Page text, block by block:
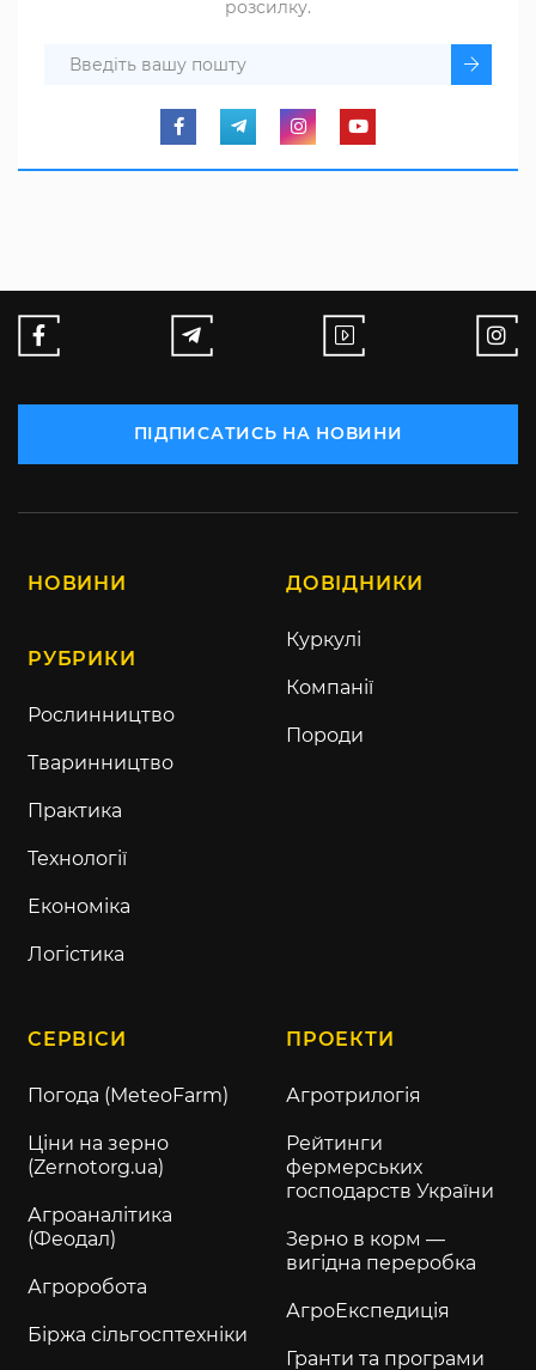
розсилку.
ПІДПИСАТИСЬ НА НОВИНИ
НОВИНИ
РУБРИКИ
Рослинництво
Тваринництво
Практика
Технології
Економіка
Логістика
ДОВІДНИКИ
Куркулі
Компанії
Породи
СЕРВІСИ
Погода (MeteoFarm)
Ціни на зерно
(Zernotorg.ua)
Агроаналітика
(Феодал)
Агроробота
Біржа сільгосптехніки
ПРОЕКТИ
Агротрилогія
Рейтинги
фермерських
господарств України
Зерно в корм —
вигідна переробка
АгроЕкспедиція
Гранти та програми